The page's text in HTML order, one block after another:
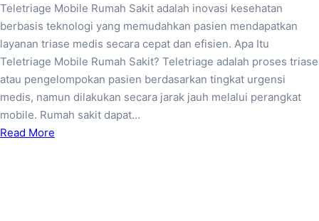
Teletriage Mobile Rumah Sakit adalah inovasi kesehatan
berbasis teknologi yang memudahkan pasien mendapatkan
layanan triase medis secara cepat dan efisien. Apa Itu
Teletriage Mobile Rumah Sakit? Teletriage adalah proses triase
atau pengelompokan pasien berdasarkan tingkat urgensi
medis, namun dilakukan secara jarak jauh melalui perangkat
mobile. Rumah sakit dapat…
Read More